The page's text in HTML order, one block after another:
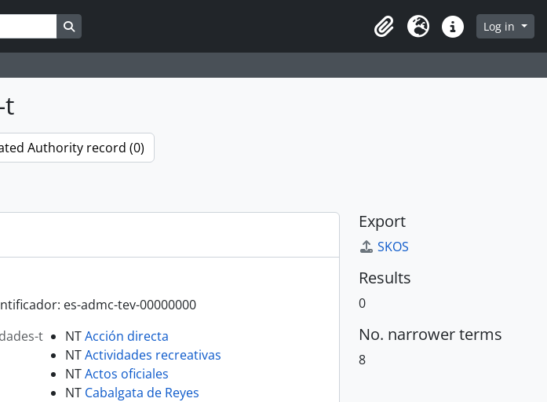
ClipboardLanguageQuick linksLog in
t
Authority record (0)
es-admc-tev-00000000
t NTAcción directa
NTActividades recreativas
NTActos oficiales
NT Cabalgata de Reyes
Export
SKOS
Results
0
No. narrower terms
8